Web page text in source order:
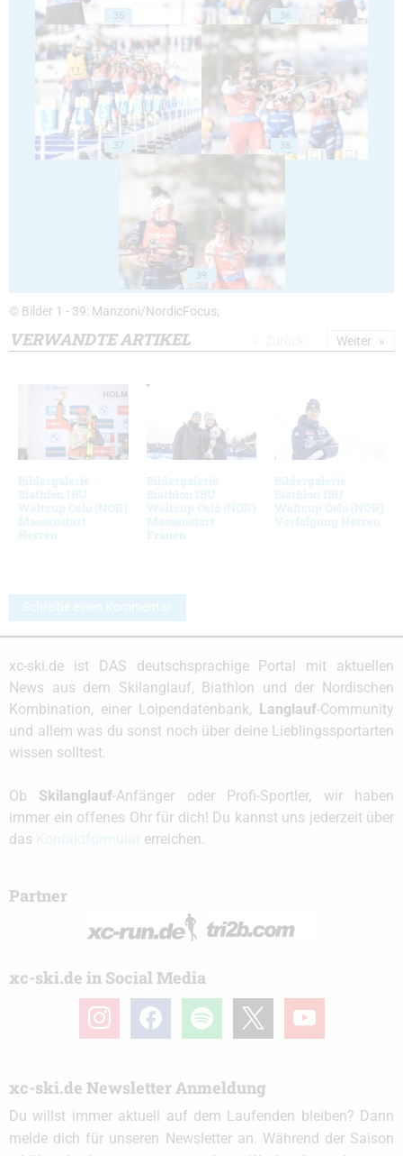
35 36
37 38
39
© Bilder 1 - 39: Manzoni/NordicFocus;
VERWANDTE ARTIKEL
Bildergalerie
Biathlon IBU
Weltcup Oslo (NOR)
Massenstart
Herren
Bildergalerie
Biathlon IBU
Weltcup Oslo (NOR)
Massenstart
Frauen
Bildergalerie
Biathlon IBU
Weltcup Oslo (NOR)
Verfolgung Herren
Weiter
Schreibe einen Kommentar
xc-ski.de ist DAS deutschsprachige Portal mit aktuellen
News aus dem Skilanglauf, Biathlon und der Nordischen
Kombination, einer Loipendatenbank,
Langlauf-Community
und allem was du sonst noch über deine Lieblingssportarten
wissen solltest.
Ob Skilanglauf-Anfänger oder Profi-Sportler, wir haben
immer ein offenes Ohr für dich! Du kannst uns jederzeit über
das
erreichen.
Partner
xc-ski.de in Social Media
instagramfacebook spotify youtube
xc-ski.de Newsletter Anmeldung
Du willst immer aktuell auf dem Laufenden bleiben? Dann
melde dich für unseren Newsletter an. Während der Saison